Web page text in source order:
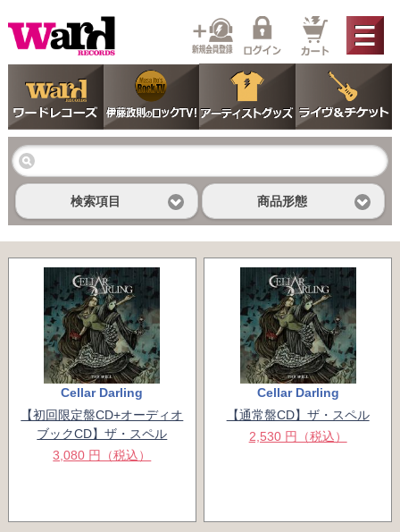
検索項目 商品形態
Cellar Darling
【初回限定盤CD+オーディオ
ブックCD】ザ・スペル
3,080 円（税込）
Cellar Darling
【通常盤CD】ザ・スペル
2,530 円（税込）